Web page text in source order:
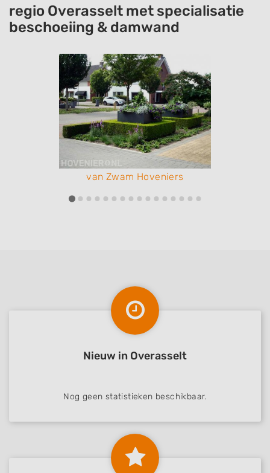
regio Overasselt met specialisatie
beschoeiing & damwand
van Zwam Hoveniers
Nieuw in Overasselt
Nog geen statistieken beschikbaar.